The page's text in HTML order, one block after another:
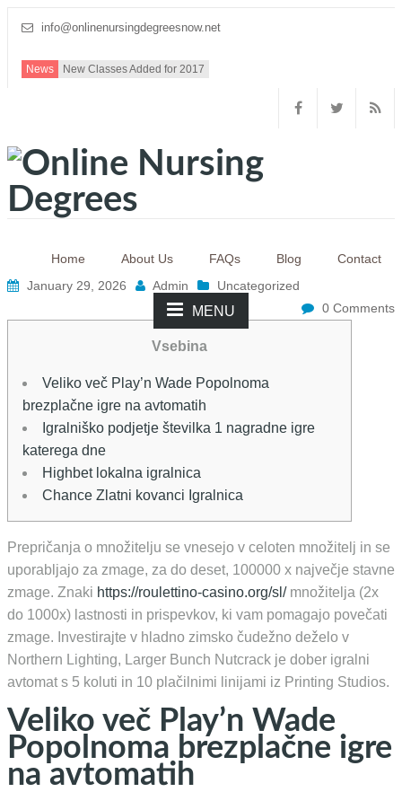
info@onlinenursingdegreesnow.net
News New Classes Added for 2017
Home About Us FAQs Blog Contact
MENU
January 29, 2026 Admin
Uncategorized
0 Comments
Vsebina
Veliko več Play’n Wade Popolnoma
brezplačne igre na avtomatih
Igralniško podjetje številka 1 nagradne igre
katerega dne
Highbet lokalna igralnica
Chance Zlatni kovanci Igralnica
Prepričanja o množitelju se vnesejo v celoten množitelj in se
uporabljajo za zmage, za do deset, 100000 x največje stavne
zmage. Znaki https://roulettino-casino.org/sl/množitelja (2x
do 1000x) lastnosti in prispevkov, ki vam pomagajo povečati
zmage. Investirajte v hladno zimsko čudežno deželo v
Northern Lighting, Larger Bunch Nutcrack je dober igralni
avtomat s 5 koluti in 10 plačilnimi linijami iz Printing Studios.
Veliko več Play’n Wade
Popolnoma brezplačne igre
na avtomatih